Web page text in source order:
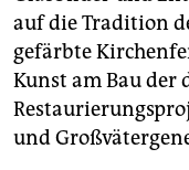
auf die Tradition
gefärbte
Kunst am Bau der
und